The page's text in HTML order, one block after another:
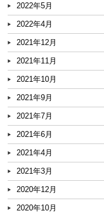
2022年5月
2022年4月
2021年12月
2021年11月
2021年10月
2021年9月
2021年7月
2021年6月
2021年4月
2021年3月
2020年12月
2020年10月